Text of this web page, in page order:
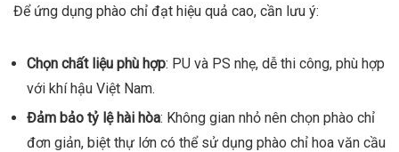
Để ứng dụng phào chỉ đạt hiệu quả cao, cần lưu ý:
Chọn chất liệu phù hợp: PU và PS nhẹ, dễ thi công, phù hợp
với khí hậu Việt Nam.
Đảm bảo tỷ lệ hài hòa: Không gian nhỏ nên chọn phào chỉ
đơn giản, biệt thự lớn có thể sử dụng phào chỉ hoa văn cầu